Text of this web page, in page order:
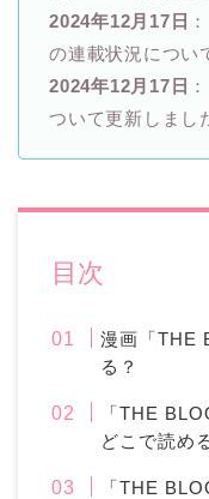
2024年12月17日
の連載状況につい
2024年12月17日
ついて更新しまし
目次
漫画「THE
る？
「THE
どこで読め
「THE